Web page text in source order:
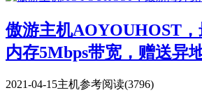
傲游主机AOYOUHOST
内存5Mbps带宽，赠送异
2021-04-15主机参考阅读(3796)